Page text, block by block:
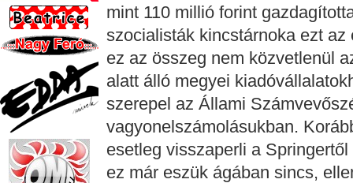
mint 110 millió forint
szocialisták kincstárnoka ezt
ez az összeg nem közvetlenül
alatt álló megyei
szerepel az Állami
vagyonelszámolásukban.
esetleg visszaperli a
ez már eszük ágában sincs,